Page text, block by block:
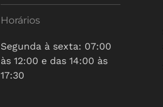
Horários
Segunda à sexta: 07:00
às 12:00 e das 14:00 às
17:30